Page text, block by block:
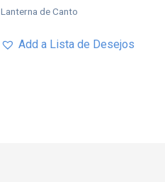
Lanterna de Canto
Add a Lista de Desejos